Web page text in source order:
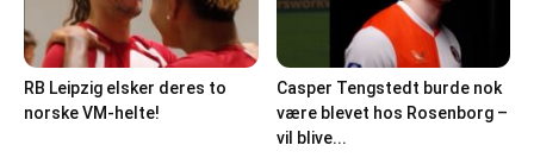
RB Leipzig elsker deres to
norske VM-helte!
Casper Tengstedt burde nok
være blevet hos Rosenborg –
vil blive...